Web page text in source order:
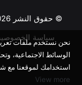
© حقوق النشر 2026، جميع الحقوق محفوظة |
سياسة
نحن نستخدم ملفات
الوسائط الاجتماعية،
استخدامك لموقعنا مع
View more